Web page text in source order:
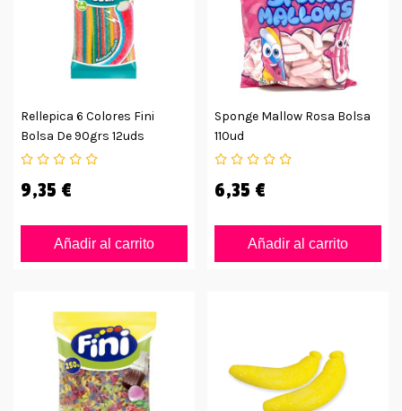
Rellepica 6 Colores Fini
Bolsa De 90grs 12uds
9,35 €
Añadir al carrito
Sponge Mallow Rosa Bolsa
110ud
6,35 €
Añadir al carrito